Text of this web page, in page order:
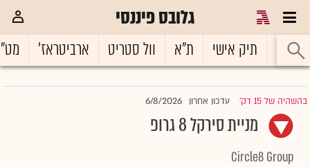
גלובס פיננסי
ראשי תיק אישי ת"א וול סטריט ארביטראז'
בהשהיה של 15 דק' |עדכון אחרון 6/8/2026
מניית סירקל 8 גרופ
Circle8 Group